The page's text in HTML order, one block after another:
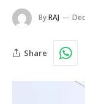
ByRAJ
Share